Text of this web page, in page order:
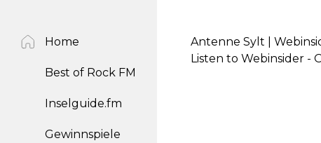
Home
Best of Rock FM
Inselguide.fm
Gewinnspiele
Antenne Sylt |
Listen to Webinsider -